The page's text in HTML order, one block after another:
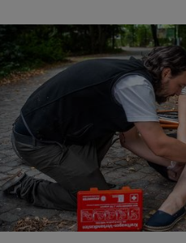
Erste-Hilfe-Kurse auch in den